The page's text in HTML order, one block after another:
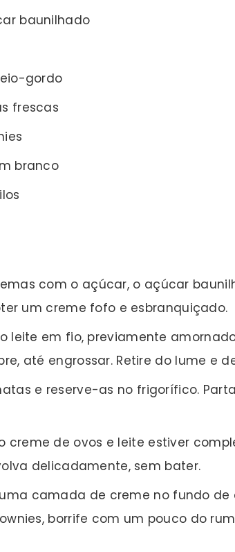
baunilhado
gordo
frescas
branco
com o açúcar, o açúcar
um creme fofo e esbranquiçado.
leite em fio, previamente
até engrossar. Retire do lume e
e reserve-as no frigorífico.
creme de ovos e leite estiver
delicadamente, sem bater.
camada de creme no fundo
borrife com um pouco do